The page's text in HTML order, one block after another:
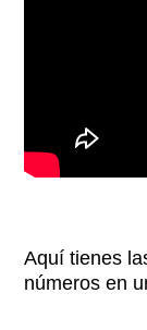
Aquí tienes
números en